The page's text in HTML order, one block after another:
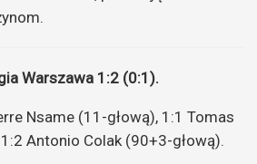
Warszawa 1:2 (0:1).
Nsame (11-głową), 1:1 Tomas
Antonio Colak (90+3-głową).